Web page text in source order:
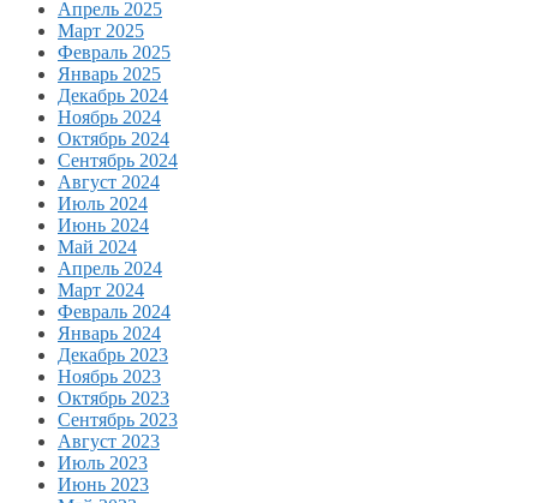
Апрель 2025
Март 2025
Февраль 2025
Январь 2025
Декабрь 2024
Ноябрь 2024
Октябрь 2024
Сентябрь 2024
Август 2024
Июль 2024
Июнь 2024
Май 2024
Апрель 2024
Март 2024
Февраль 2024
Январь 2024
Декабрь 2023
Ноябрь 2023
Октябрь 2023
Сентябрь 2023
Август 2023
Июль 2023
Июнь 2023